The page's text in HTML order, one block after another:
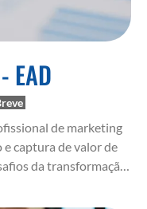
EAD
de marketing
e captura de valor de
da transformação